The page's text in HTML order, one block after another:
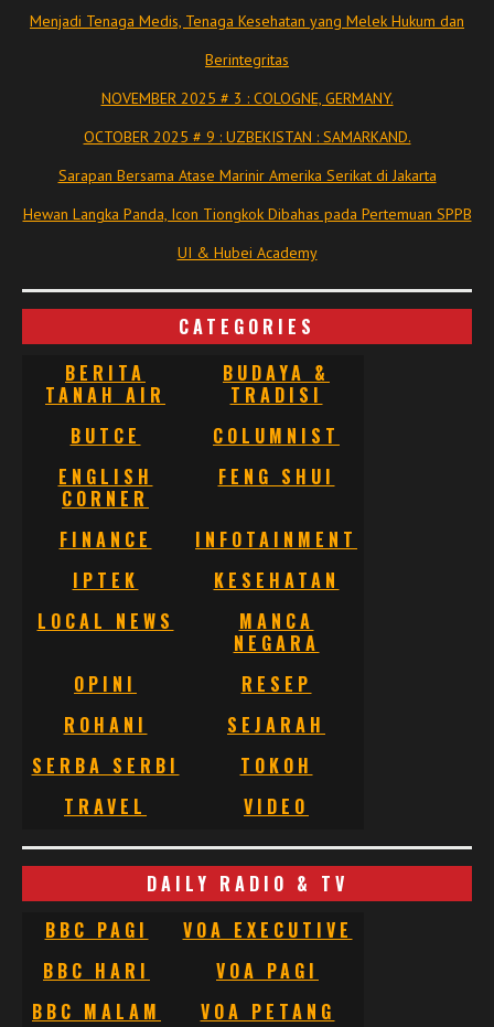
Menjadi Tenaga Medis, Tenaga Kesehatan yang Melek Hukum dan
Berintegritas
NOVEMBER 2025 # 3 : COLOGNE, GERMANY.
OCTOBER 2025 # 9 : UZBEKISTAN : SAMARKAND.
Sarapan Bersama Atase Marinir Amerika Serikat di Jakarta
Hewan Langka Panda, Icon Tiongkok Dibahas pada Pertemuan SPPB
UI & Hubei Academy
CATEGORIES
BERITA
TANAH AIR
BUDAYA &
TRADISI
BUTCE
COLUMNIST
ENGLISH
CORNER
FENG SHUI
FINANCE
INFOTAINMENT
IPTEK
KESEHATAN
LOCAL NEWS
MANCA
NEGARA
OPINI
RESEP
ROHANI
SEJARAH
SERBA SERBI
TOKOH
TRAVEL
VIDEO
DAILY RADIO & TV
BBC PAGI
VOA EXECUTIVE
BBC HARI
VOA PAGI
BBC MALAM
VOA PETANG